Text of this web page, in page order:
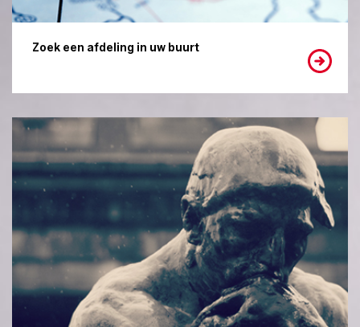
Zoek een afdeling in uw buurt